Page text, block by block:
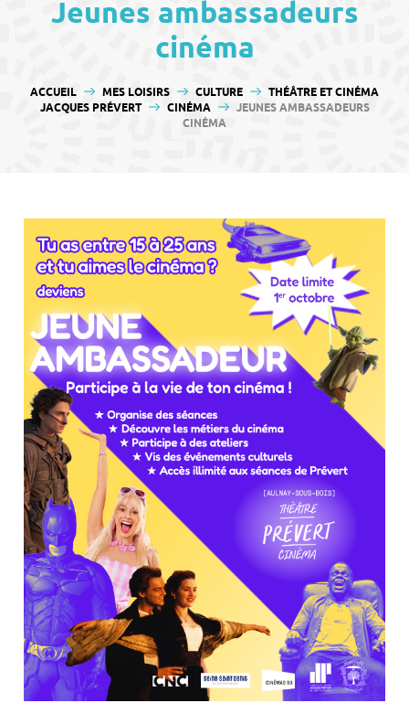
Jeunes ambassadeurs
cinéma
VOUS ÊTES ICI :
ACCUEIL MES LOISIRS CULTURE
THÉÂTRE ET CINÉMA
JACQUES PRÉVERT
CINÉMA
JEUNES AMBASSADEURS
CINÉMA